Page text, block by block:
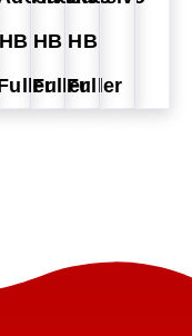
HB HB
Fuller
HB
Fuller